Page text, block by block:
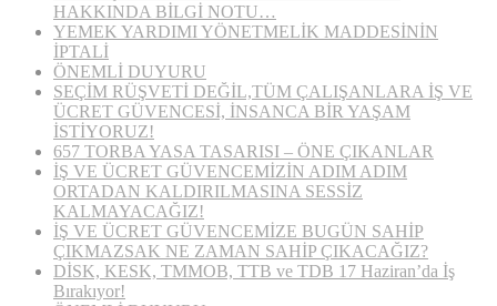
HAKKINDA BİLGİ NOTU…
YEMEK YARDIMI YÖNETMELİK MADDESİNİN
İPTALİ
ÖNEMLİ DUYURU
SEÇİM RÜŞVETİ DEĞİL,TÜM ÇALIŞANLARA İŞ VE
ÜCRET GÜVENCESİ, İNSANCA BİR YAŞAM
İSTİYORUZ!
657 TORBA YASA TASARISI – ÖNE ÇIKANLAR
İŞ VE ÜCRET GÜVENCEMİZİN ADIM ADIM
ORTADAN KALDIRILMASINA SESSİZ
KALMAYACAĞIZ!
İŞ VE ÜCRET GÜVENCEMİZE BUGÜN SAHİP
ÇIKMAZSAK NE ZAMAN SAHİP ÇIKACAĞIZ?
DİSK, KESK, TMMOB, TTB ve TDB 17 Haziran’da İş
Bırakıyor!